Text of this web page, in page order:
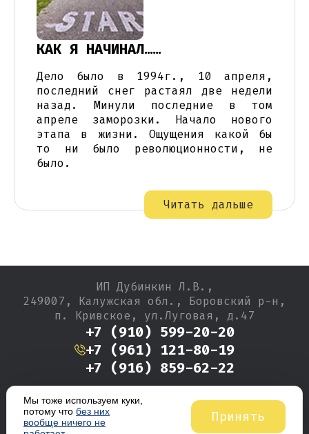
КАК Я НАЧИНАЛ……
Дело было в 1994г., 10 апреля,
последний снег растаял две недели
назад. Минули последние в том
апреле заморозки. Начало нового
этапа в жизни. Ощущения какой бы
то ни было революционности, не
было.
Читать дальше
ИП Дубинкин Л.В.,
249007, Калужская обл., Боровский р-н,
п. Кривское, ул.Луговая, д.47
+7 (910) 599-20-20
+7 (961) 121-80-19
+7 (916) 859-62-22
Производство тротуарной плитки, фундаментных
блоков, колодезных колец и бордюров с 1994 года
Мы тоже используем куки,
потому что без них
вообще ничего не
Принять